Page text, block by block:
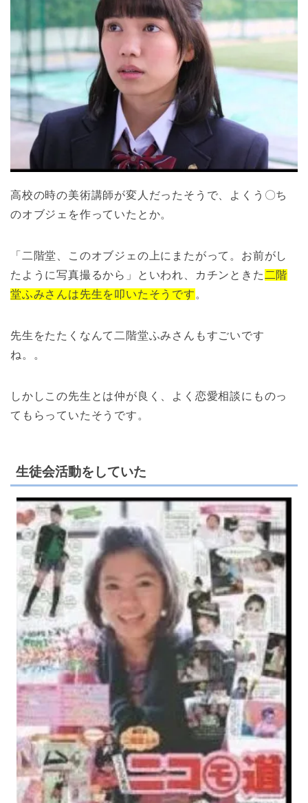
高校の時の美術講師が変人だったそうで、よくう〇ち
のオブジェを作っていたとか。
「二階堂、このオブジェの上にまたがって。お前がし
たように写真撮るから」といわれ、カチンときた 二階
堂ふみさんは先生を叩いたそうです 。
先生をたたくなんて二階堂ふみさんもすごいです
ね。。
しかしこの先生とは仲が良く、よく恋愛相談にものっ
てもらっていたそうです。
生徒会活動をしていた